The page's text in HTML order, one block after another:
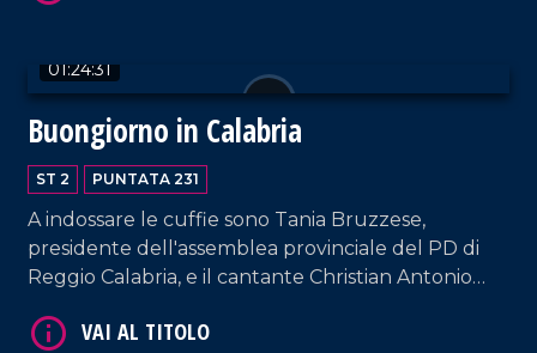
01:24:31
Buongiorno in Calabria
ST 2 PUNTATA 231
A indossare le cuffie sono Tania Bruzzese,
presidente dell'assemblea provinciale del PD di
Reggio Calabria, e il cantante Christian Antonio
VAI AL TITOLO